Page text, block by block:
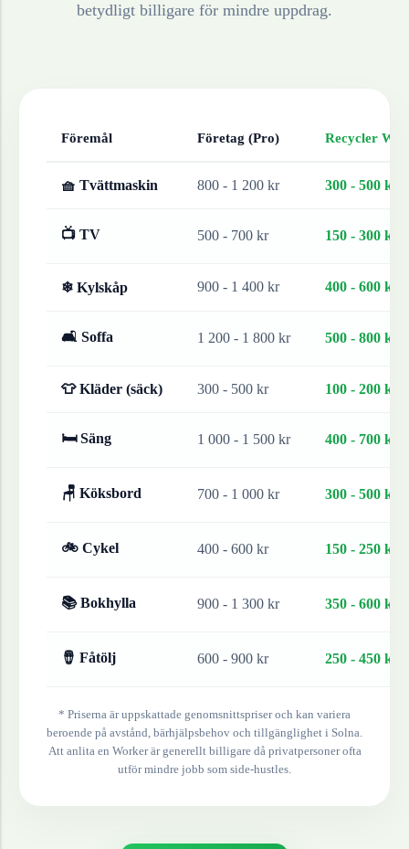
betydligt billigare för mindre uppdrag.
Föremål Företag (Pro) Recycler
🧺 Tvättmaskin 800 - 1 200 kr 300 - 500 kr
📺 TV 500 - 700 kr 150 - 300 kr
❄ Kylskåp 900 - 1 400 kr 400 - 600 kr
🛋 Soffa 1 200 - 1 800 kr 500 - 800 kr
👕 Kläder (säck) 300 - 500 kr 100 - 200 kr
🛏 Säng 1 000 - 1 500 kr 400 - 700 kr
🪑 Köksbord 700 - 1 000 kr 300 - 500 kr
🚲 Cykel 400 - 600 kr 150 - 250 kr
📚 Bokhylla 900 - 1 300 kr 350 - 600 kr
🪘 Fåtölj 600 - 900 kr 250 - 450 kr
* Priserna är uppskattade genomsnittspriser och kan variera
beroende på avstånd, bärhjälpsbehov och tillgänglighet i Solna.
Att anlita en Worker är generellt billigare då privatpersoner ofta
utför mindre jobb som side-hustles.